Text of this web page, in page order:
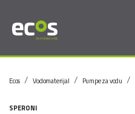
Ecos Vodomaterijal Pumpe za vodu
SPERONI